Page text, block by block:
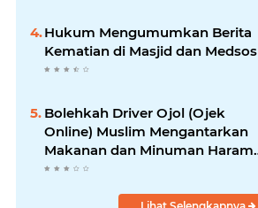
Hukum Mengumumkan Berita
Kematian di Masjid dan Medsos
Bolehkah Driver Ojol (Ojek
Online) Muslim Mengantarkan
Makanan dan Minuman Haram
ke Pelanggan?